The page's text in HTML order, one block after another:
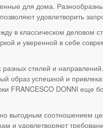
для дома.
удовлетворить
в классическом деловом
и уверенной в себе
стилей и
образ успешной и
FRANCESCO DONNI еще
соотношением
и удовлетворяют